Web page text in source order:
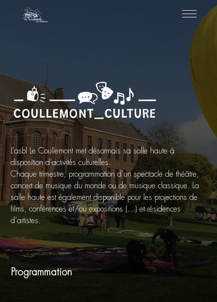
L’asbl Le Coullemont met désormais sa salle haute à
disposition d’activités culturelles.
Chaque trimestre, programmation d’un spectacle de théâtre,
concert de musique du monde ou de musique classique. La
salle haute est également disponible pour les projections de
films, conférences et/ou expositions (…) et résidences
d’artistes.
Programmation